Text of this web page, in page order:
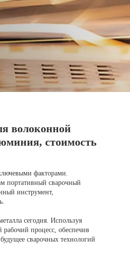
волоконной
стоимость
факторами.
портативный сварочный
инструмент,
сегодня. Используя
процесс, обеспечив
сварочных технологий